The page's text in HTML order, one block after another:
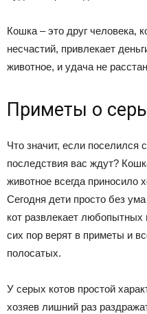
Кошка – это друг человека,
несчастий, привлекает
животное, и удача не
Приметы о
Что значит, если поселился
последствия вас ждут?
животное всегда приносило
Сегодня дети просто без
кот развлекает
сих пор верят в приметы и
полосатых.
У серых котов простой
хозяев лишний раз